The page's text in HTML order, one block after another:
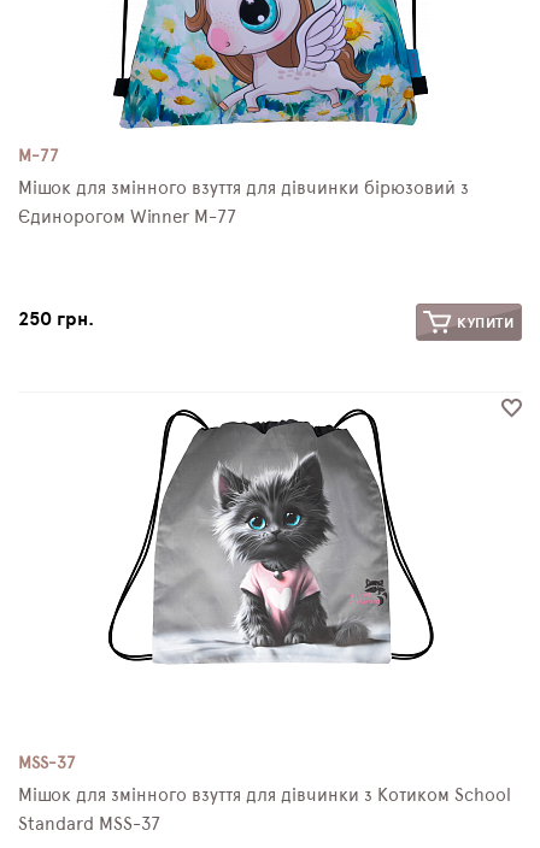
M-77
Мішок для змінного взуття для дівчинки бірюзовий з
Єдинорогом Winner M-77
250 грн. КУПИТИ
MSS-37
Мішок для змінного взуття для дівчинки з Котиком School
Standard MSS-37